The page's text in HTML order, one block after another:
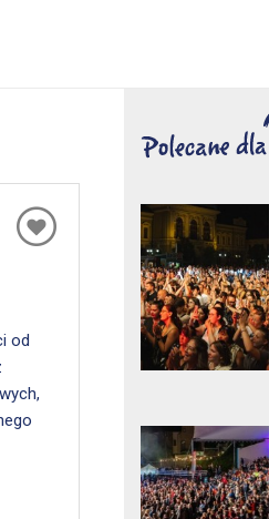
od